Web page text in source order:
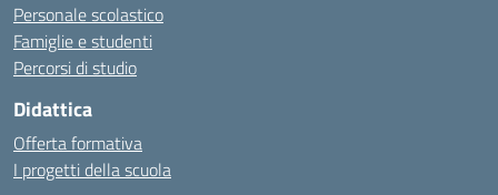
Personale scolastico
Famiglie e studenti
Percorsi di studio
Didattica
Offerta formativa
I progetti della scuola